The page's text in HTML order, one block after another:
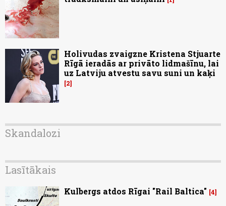
Holivudas zvaigzne Kristena Stjuarte
Rīgā ieradās ar privāto lidmašīnu, lai
uz Latviju atvestu savu suni un kaķi
2
Skandalozi
Lasītākais
Kulbergs atdos Rīgai "Rail Baltica" 4